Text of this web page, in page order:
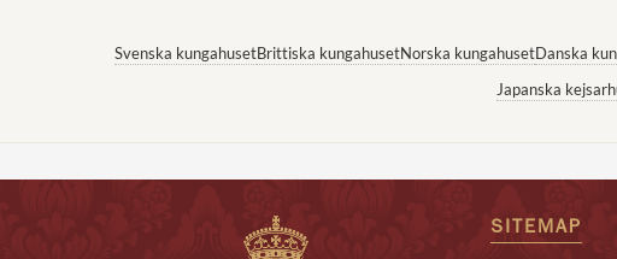
Svenska kungahusetBrittiska kungahusetNorska kungahusetDanska
Japanska
SITEMAP